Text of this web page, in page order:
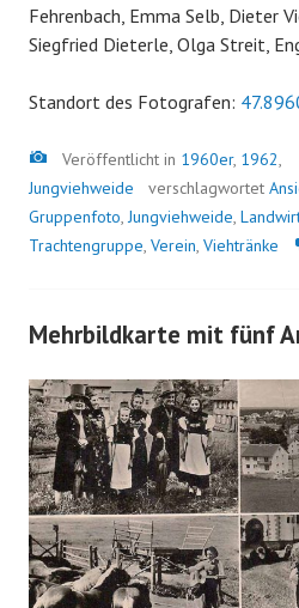
Fehrenbach, Emma Selb, Dieter
Siegfried Dieterle, Olga Streit,
Standort des Fotografen:
Bild
Veröffentlicht in 1960er, 1962,
Jungviehweide
verschlagwortet
Gruppenfoto,Jungviehweide,
Trachtengruppe, Verein, Viehtränke
Mehrbildkarte mit fünf